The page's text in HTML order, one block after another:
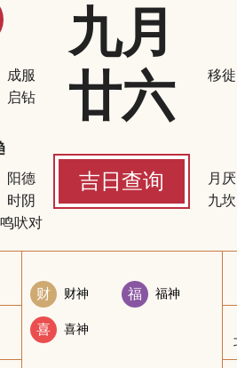
成服
启钻
阳德
时阴
鸣吠对
九月
廿六
吉日查询
移徙
月厌
九坎
财 财神 福 福神
喜 喜神